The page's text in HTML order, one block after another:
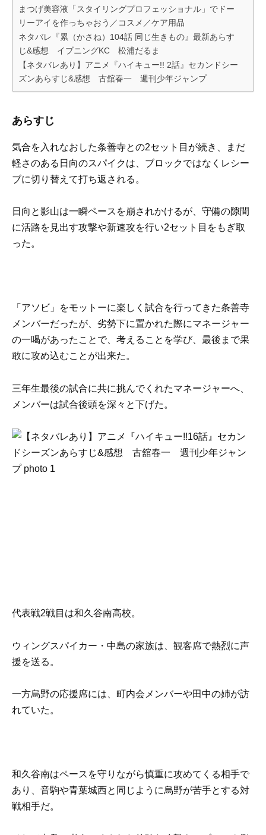
まつげ美容液「スタイリングプロフェッショナル」でドー
リーアイを作っちゃおう／コスメ／ケア用品
ネタバレ『累（かさね）104話 同じ生きもの』最新あらす
じ&感想 イブニングKC 松浦だるま
【ネタバレあり】アニメ『ハイキュー!! 2話』セカンドシー
ズンあらすじ&感想 古舘春一 週刊少年ジャンプ
あらすじ
気合を入れなおした条善寺との2セット目が続き、まだ
軽さのある日向のスパイクは、ブロックではなくレシー
ブに切り替えて打ち返される。
日向と影山は一瞬ペースを崩されかけるが、守備の隙間
に活路を見出す攻撃や新速攻を行い2セット目をもぎ取
った。
「アソビ」をモットーに楽しく試合を行ってきた条善寺
メンバーだったが、劣勢下に置かれた際にマネージャー
の一喝があったことで、考えることを学び、最後まで果
敢に攻め込むことが出来た。
三年生最後の試合に共に挑んでくれたマネージャーへ、
メンバーは試合後頭を深々と下げた。
代表戦2戦目は和久谷南高校。
ウィングスパイカー・中島の家族は、観客席で熱烈に声
援を送る。
一方烏野の応援席には、町内会メンバーや田中の姉が訪
れていた。
和久谷南はペースを守りながら慎重に攻めてくる相手で
あり、音駒や青葉城西と同じように烏野が苦手とする対
戦相手だ。